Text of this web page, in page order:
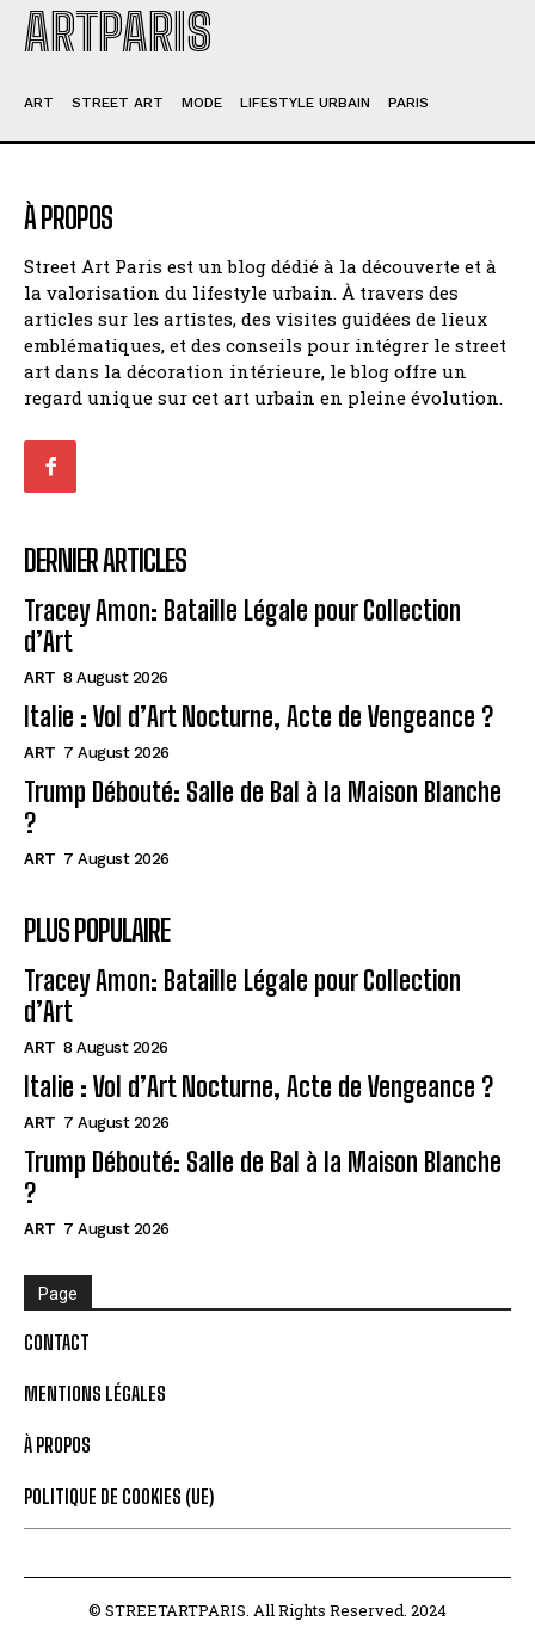
ARTPARIS
ART STREET ART MODE LIFESTYLE URBAIN PARIS
À PROPOS
Street Art Paris est un blog dédié à la découverte et à
la valorisation du lifestyle urbain. À travers des
articles sur les artistes, des visites guidées de lieux
emblématiques, et des conseils pour intégrer le street
art dans la décoration intérieure, le blog offre un
regard unique sur cet art urbain en pleine évolution.
DERNIER ARTICLES
Tracey Amon: Bataille Légale pour Collection
d’Art
ART 8 August 2026
Italie : Vol d’Art Nocturne, Acte de Vengeance ?
ART 7 August 2026
Trump Débouté: Salle de Bal à la Maison Blanche
?
ART 7 August 2026
PLUS POPULAIRE
Tracey Amon: Bataille Légale pour Collection
d’Art
ART 8 August 2026
Italie : Vol d’Art Nocturne, Acte de Vengeance ?
ART 7 August 2026
Trump Débouté: Salle de Bal à la Maison Blanche
?
ART 7 August 2026
Page
CONTACT
MENTIONS LÉGALES
À PROPOS
POLITIQUE DE COOKIES (UE)
© STREETARTPARIS. All Rights Reserved. 2024